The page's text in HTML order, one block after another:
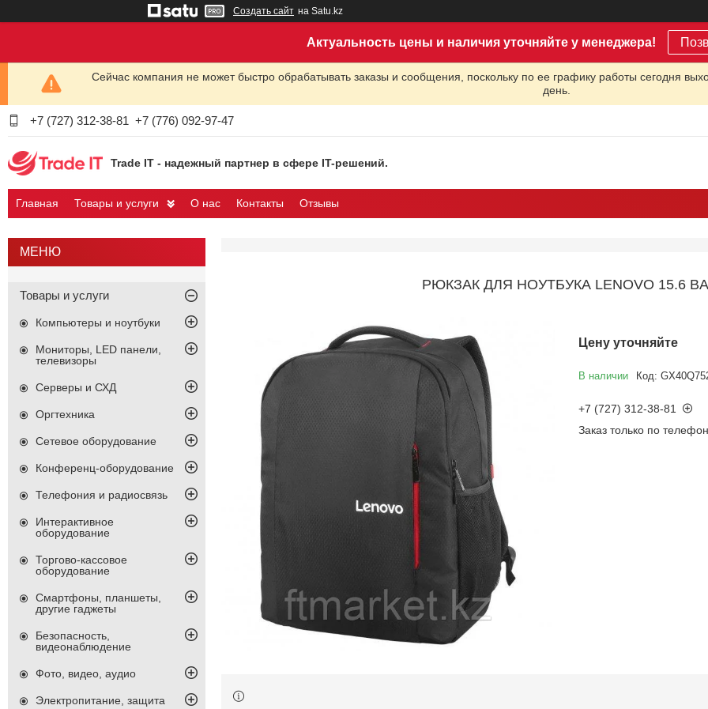
Создать сайт на Satu.kz
Актуальность цены и наличия уточняйте у менеджера!
Сейчас компания не может быстро обрабатывать заказы и сообщения, поскольку по ее графику работы сегодня
день.
+7 (727) 312-38-81 +7 (776) 092-97-47
Trade IT - надежный партнер в сфере IT-решений.
Главная Товары и услуги О нас Контакты Отзывы
РЮКЗАК ДЛЯ НОУТБУКА LENOVO 15.6
Цену уточняйте
В наличии Код:
+7 (727) 312-38-81
Заказ только по
Товары и услуги
Компьютеры и ноутбуки
Мониторы, LED панели,
телевизоры
Серверы и СХД
Оргтехника
Сетевое оборудование
Конференц-оборудование
Телефония и радиосвязь
Интерактивное
оборудование
Торгово-кассовое
оборудование
Смартфоны, планшеты,
другие гаджеты
Безопасность,
видеонаблюдение
Фото, видео, аудио
Электропитание, защита